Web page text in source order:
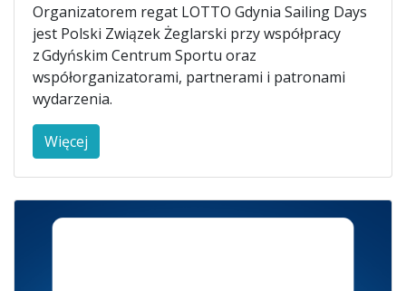
Organizatorem regat LOTTO Gdynia Sailing Days
jest Polski Związek Żeglarski przy współpracy
z Gdyńskim Centrum Sportu oraz
współorganizatorami, partnerami i patronami
wydarzenia.
Więcej